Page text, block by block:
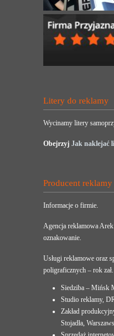
Litery do reklamy
Wycinamy litery
Obejrzyj Jak naklejać
Producent
Informacje o firmie.
Agencja reklamowa
oznakowanie.
Usługi reklamowe oraz
poligraficznych – rok
Siedziba – Mińsk
Studio reklamy,
Zakład
Stojadła,